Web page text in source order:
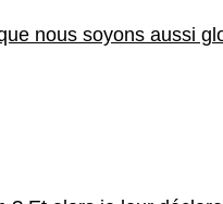
nous soyons aussi